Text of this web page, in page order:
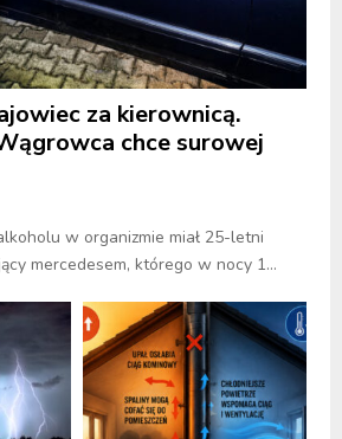
za kierownicą.
chce surowej
w organizmie miał 25-letni
mercedesem, którego w nocy 1...